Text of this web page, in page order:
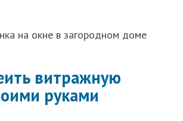
на окне в загородном доме
витражную
руками